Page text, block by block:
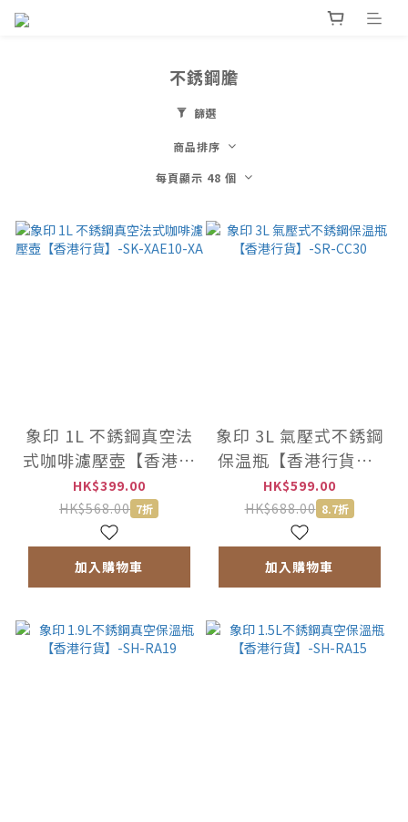
不銹鋼膽
篩選
商品排序
每頁顯示 48 個
象印 1L 不銹鋼真空法
式咖啡濾壓壺【香港行
貨】-SK-XAE10-XA
HK$399.00
HK$568.00 7折
加入購物車
象印 3L 氣壓式不銹鋼
保温瓶【香港行貨】-
SR-CC30
HK$599.00
HK$688.00 8.7折
加入購物車